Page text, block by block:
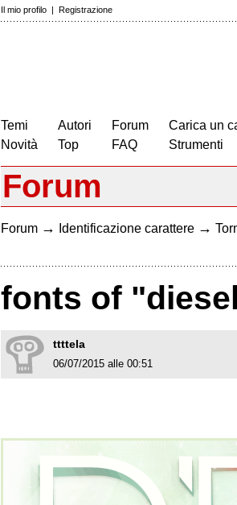
Il mio profilo | Registrazione
Temi
Novità
Autori
Top
Forum
FAQ
Carica un
Strumenti
Forum
Forum → Identificazione carattere →
fonts of
ttttela
06/07/2015 alle 00:51